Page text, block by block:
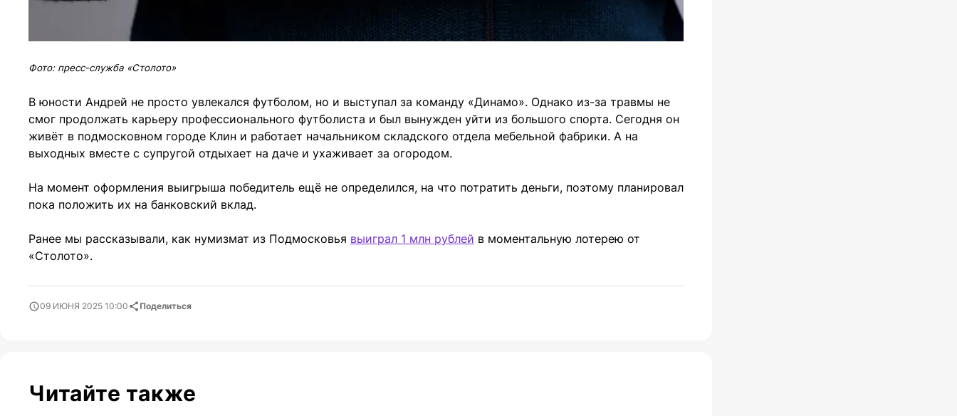
Фото: пресс-служба «Столото»
В юности Андрей не просто увлекался футболом, но и выступал за команду «Динамо». Однако из-за травмы не
смог продолжать карьеру профессионального футболиста и был вынужден уйти из большого спорта. Сегодня он
живёт в подмосковном городе Клин и работает начальником складского отдела мебельной фабрики. А на
выходных вместе с супругой отдыхает на даче и ухаживает за огородом.
На момент оформления выигрыша победитель ещё не определился, на что потратить деньги, поэтому планировал
пока положить их на банковский вклад.
Ранее мы рассказывали, как нумизмат из Подмосковья выиграл 1 млн рублей в моментальную лотерею от
«Столото».
09 ИЮНЯ 2025 10:00 Поделиться
Читайте также